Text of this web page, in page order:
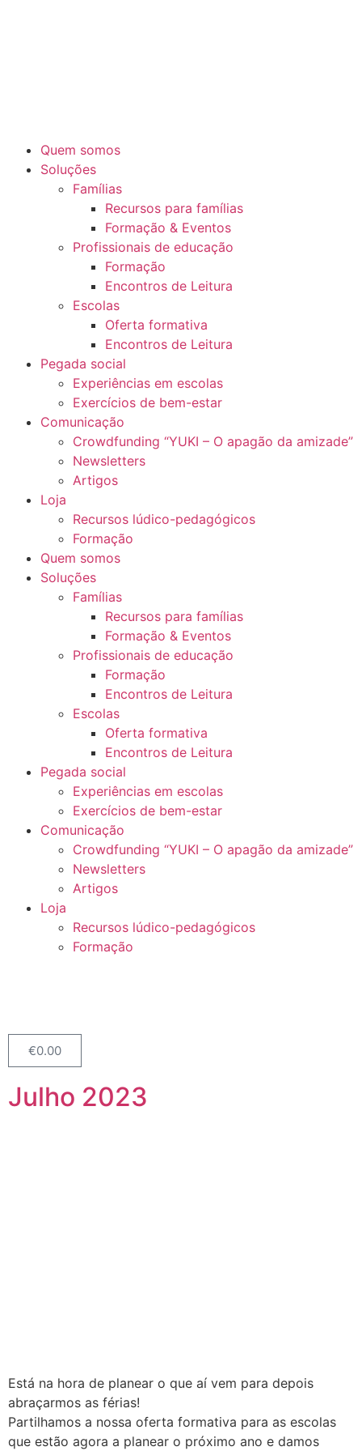
Quem somos
Soluções
Famílias
Recursos para famílias
Formação & Eventos
Profissionais de educação
Formação
Encontros de Leitura
Escolas
Oferta formativa
Encontros de Leitura
Pegada social
Experiências em escolas
Exercícios de bem-estar
Comunicação
Crowdfunding “YUKI – O apagão da amizade”
Newsletters
Artigos
Loja
Recursos lúdico-pedagógicos
Formação
Quem somos
Soluções
Famílias
Recursos para famílias
Formação & Eventos
Profissionais de educação
Formação
Encontros de Leitura
Escolas
Oferta formativa
Encontros de Leitura
Pegada social
Experiências em escolas
Exercícios de bem-estar
Comunicação
Crowdfunding “YUKI – O apagão da amizade”
Newsletters
Artigos
Loja
Recursos lúdico-pedagógicos
Formação
€0.00
Julho 2023
Está na hora de planear o que aí vem para depois
abraçarmos as férias!
Partilhamos a nossa oferta formativa para as escolas
que estão agora a planear o próximo ano e damos